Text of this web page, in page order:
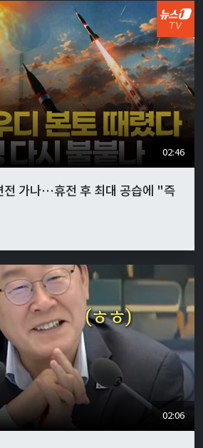
02:46
전 가나…휴전 후 최대 공습에 "즉
02:06